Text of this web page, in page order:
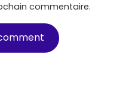
commentaire.